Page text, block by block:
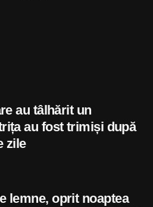
au tâlhărit un
au fost trimiși după
zile
lemne, oprit noaptea